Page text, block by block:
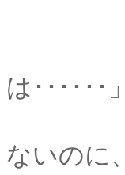
「う
「そ
は･･････」
場合
ないのに